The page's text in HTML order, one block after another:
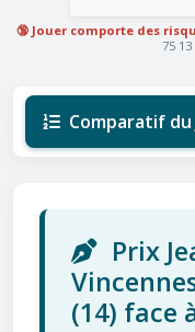
🔞 Jouer comporte des
75
Comparatif du
Prix
(14) face